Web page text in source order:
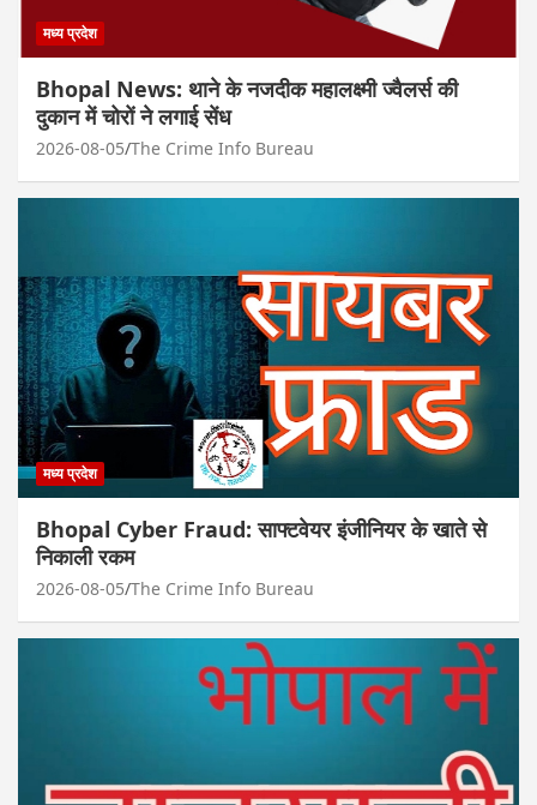
मध्य प्रदेश
Bhopal News: थाने के नजदीक महालक्ष्मी ज्वैलर्स की
दुकान में चोरों ने लगाई सेंध
2026-08-05 The Crime Info Bureau
मध्य प्रदेश
Bhopal Cyber Fraud: साफ्टवेयर इंजीनियर के खाते से
निकाली रकम
2026-08-05 The Crime Info Bureau